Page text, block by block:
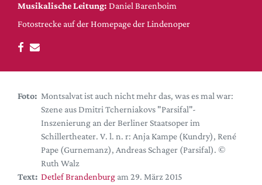
DdB-map
Premierensuche
Festival-Planer
Hefte
Alle Hefte
Leseproben
Podcast
Service
Musikalische Leitung: Daniel Barenboim
Fotostrecke auf der Homepage der Lindenoper
Foto: Montsalvat ist auch nicht mehr das, was es mal war:
Szene aus Dmitri Tcherniakovs "Parsifal"-
Inszenierung an der Berliner Staatsoper im
Schillertheater. V. l. n. r: Anja Kampe (Kundry), René
Pape (Gurnemanz), Andreas Schager (Parsifal). ©
Ruth Walz
Text: Detlef Brandenburg am 29. März 2015